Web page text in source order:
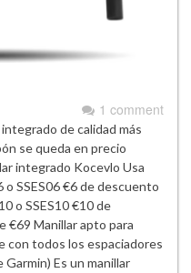
1 comment
de calidad más
se queda en precio
integrado Kocevlo Usa
SSES06 €6 de descuento
o SSES10 €10 de
€69 Manillar apto para
todos los espaciadores
Es un manillar